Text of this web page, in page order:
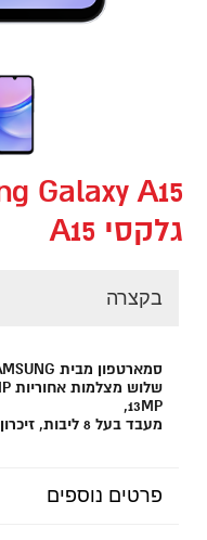
גלקסי A15
בקצרה
סמארטפון מבית SAMSUNG בעל מסך בגודל 6.5 אינץ',
13MP,
מעבד בעל 8 ליבות, זיכרון אחסון 128GB ו- RAM 4GB
פרטים נוספים